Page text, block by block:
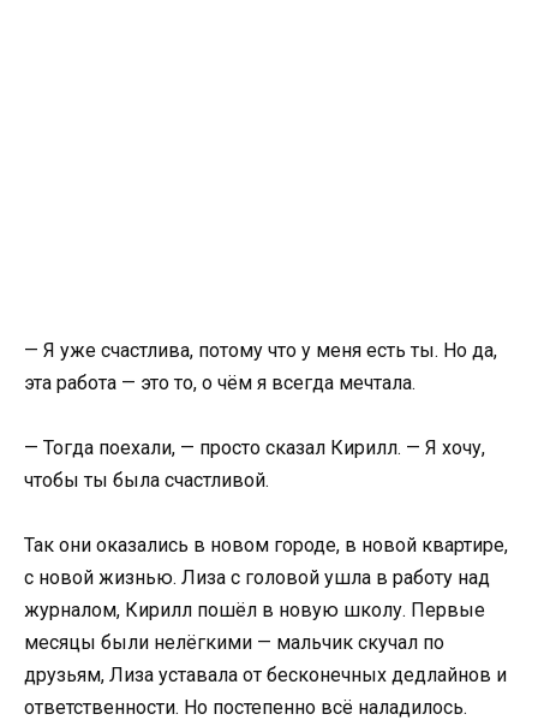
— Я уже счастлива, потому что у меня есть ты. Но да,
эта работа — это то, о чём я всегда мечтала.
— Тогда поехали, — просто сказал Кирилл. — Я хочу,
чтобы ты была счастливой.
Так они оказались в новом городе, в новой квартире,
с новой жизнью. Лиза с головой ушла в работу над
журналом, Кирилл пошёл в новую школу. Первые
месяцы были нелёгкими — мальчик скучал по
друзьям, Лиза уставала от бесконечных дедлайнов и
ответственности. Но постепенно всё наладилось.